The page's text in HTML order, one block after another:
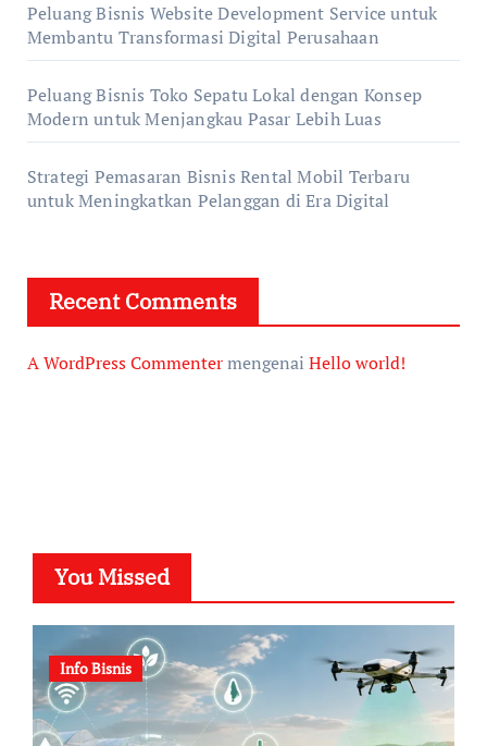
Peluang Bisnis Website Development Service untuk
Membantu Transformasi Digital Perusahaan
Peluang Bisnis Toko Sepatu Lokal dengan Konsep
Modern untuk Menjangkau Pasar Lebih Luas
Strategi Pemasaran Bisnis Rental Mobil Terbaru
untuk Meningkatkan Pelanggan di Era Digital
Recent Comments
A WordPress Commentermengenai Hello world!
You Missed
Info Bisnis